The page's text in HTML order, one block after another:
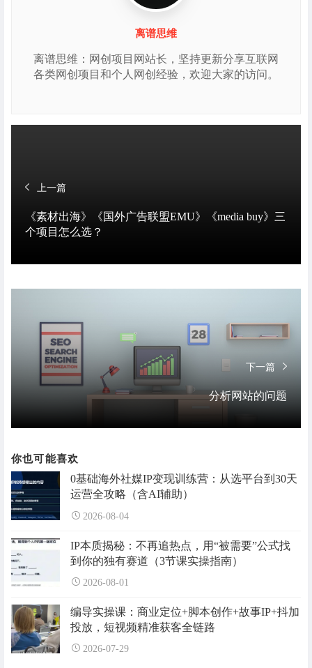
离谱思维
离谱思维：网创项目网站长，坚持更新分享互联网
各类网创项目和个人网创经验，欢迎大家的访问。
上一篇
《素材出海》《国外广告联盟EMU》《media buy》三
个项目怎么选？
下一篇
分析网站的问题
你也可能喜欢
0基础海外社媒IP变现训练营：从选平台到30天
运营全攻略（含AI辅助）
2026-08-04
IP本质揭秘：不再追热点，用“被需要”公式找
到你的独有赛道（3节课实操指南）
2026-08-01
编导实操课：商业定位+脚本创作+故事IP+抖加
投放，短视频精准获客全链路
2026-07-29